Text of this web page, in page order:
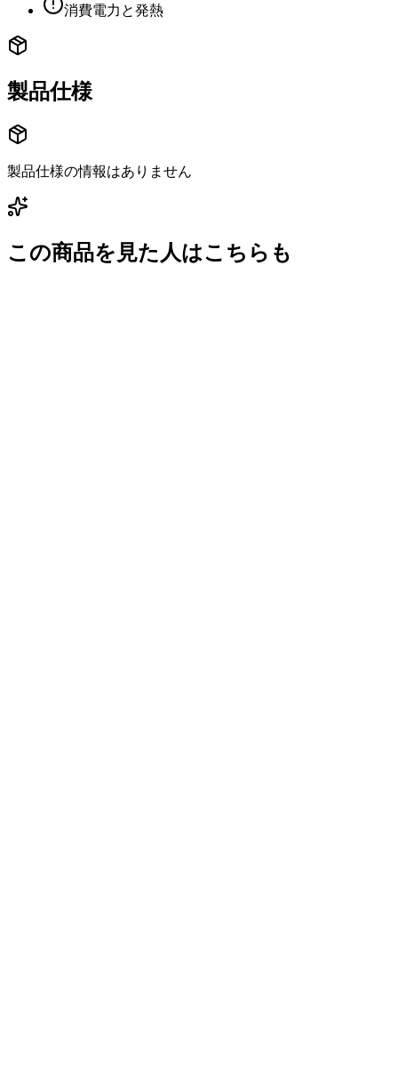
消費電力と発熱
製品仕様
製品仕様の情報はありません
この商品を見た人はこちらも